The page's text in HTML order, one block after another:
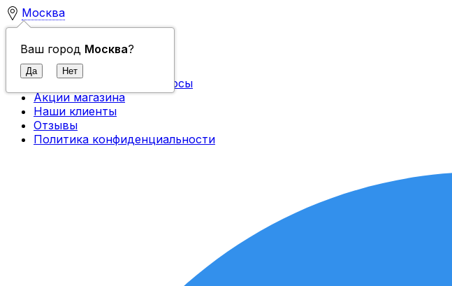
Москва
Ваш город Москва?
О компании
Доставка и оплата
Часто задаваемые вопросы
Акции магазина
Наши клиенты
Отзывы
Политика конфиденциальности